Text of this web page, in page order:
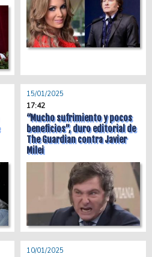
15/01/2025
17:42
“Mucho sufrimiento y pocos
beneficios”, duro editorial de
The Guardian contra Javier
Milei
10/01/2025